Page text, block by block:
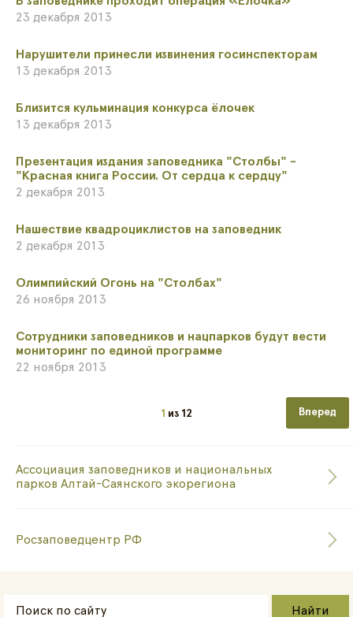
23 декабря 2013
Нарушители принесли извинения госинспекторам
13 декабря 2013
Близится кульминация конкурса ёлочек
13 декабря 2013
Презентация издания заповедника "Столбы" -
"Красная книга России. От сердца к сердцу"
2 декабря 2013
Нашествие квадроциклистов на заповедник
2 декабря 2013
Олимпийский Огонь на "Столбах"
26 ноября 2013
Сотрудники заповедников и нацпарков будут вести
мониторинг по единой программе
22 ноября 2013
1 из 12
Ассоциация заповедников и национальных
парков Алтай-Саянского экорегиона
Росзаповедцентр РФ